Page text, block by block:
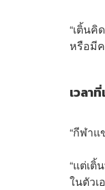
“เติ้นคิ
หรือมี
เวลา
“กีฬา
“แต่เติ้
ในตัวเ